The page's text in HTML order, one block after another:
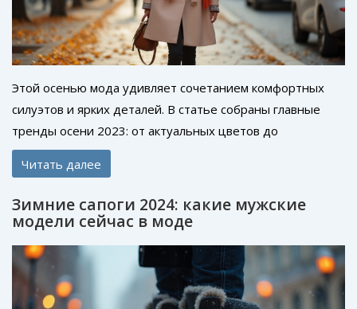
Этой осенью мода удивляет сочетанием комфортных
силуэтов и ярких деталей. В статье собраны главные
тренды осени 2023: от актуальных цветов до
популярных фасонов верхней одежды. Здесь вы
найдете практичные советы, как носить новинки даже с
Будет интересно тем, кто следит за модой, но любит
— легко применить в реальной жизни.
Читать далее
Зимние сапоги 2024: какие мужские
модели сейчас в моде